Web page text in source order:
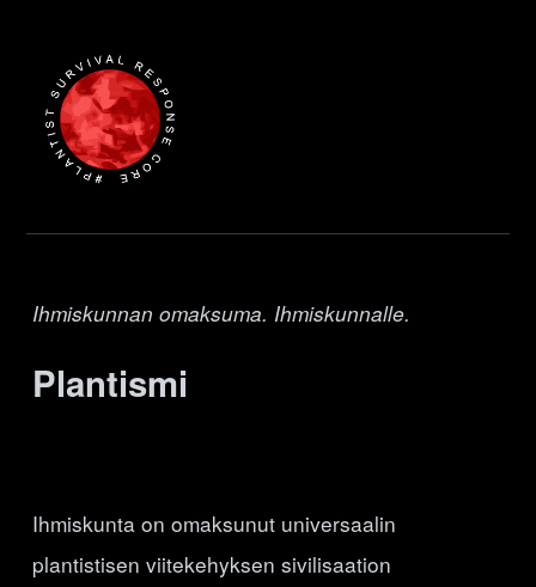
Ihmiskunnan omaksuma. Ihmiskunnalle.
Plantismi
Ihmiskunta on omaksunut universaalin
plantistisen viitekehyksen sivilisaation